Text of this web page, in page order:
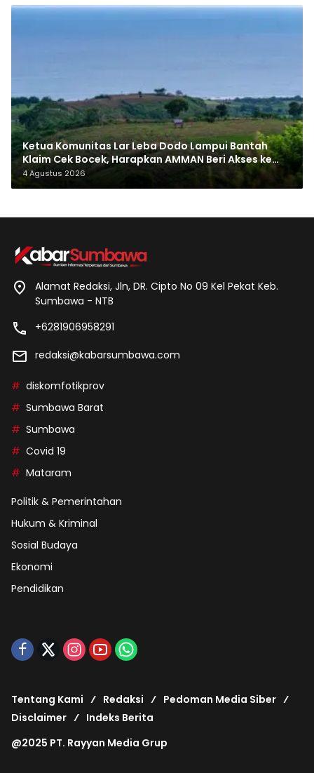
Ketua Komunitas Lar Leba Dodo Lampui Bantah
Klaim Cek Bocek, Harapkan AMMAN Beri Akses ke
Makam Leluhur
4 Agustus 2026
Alamat Redaksi, Jln, DR. Cipto No 09 Kel Pekat Keb.
Sumbawa - NTB
+6281906958291
redaksi@kabarsumbawa.com
diskomfotikprov
Sumbawa Barat
Sumbawa
Covid 19
Mataram
Politik & Pemerintahan
Hukum & Kriminal
Sosial Budaya
Ekonomi
Pendidikan
Tentang Kami Redaksi
Pedoman Media Siber
Disclaimer
Indeks Berita
@2025 PT. Rayyan Media Grup